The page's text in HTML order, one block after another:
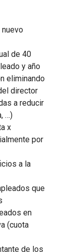
nuevo
de 40
y año
eliminando
director
a reducir
…)
x
por
a la
que
en
(cuota
de los